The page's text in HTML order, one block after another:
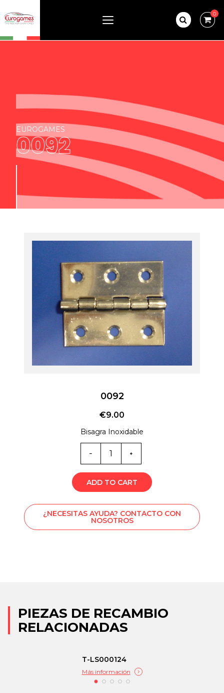
0
EUROGAMES
0092
0092
€9.00
Bisagra Inoxidable
Cantidad
de
0092
ADD TO CART
¿NECESITAS AYUDA? CONTACTO CON
NOSOTROS
PIEZAS DE RECAMBIO
RELACIONADAS
T-LS000124
Más información